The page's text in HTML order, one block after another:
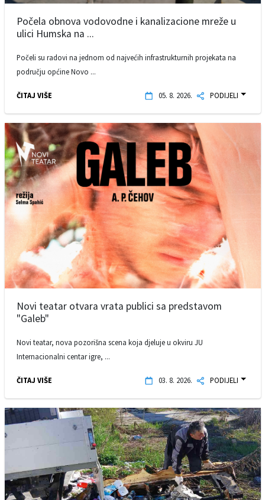
Počela obnova vodovodne i kanalizacione mreže u
ulici Humska na ...
Počeli su radovi na jednom od najvećih infrastrukturnih projekata na
području općine Novo ...
ČITAJ VIŠE 05. 8. 2026. PODIJELI
Novi teatar otvara vrata publici sa predstavom
"Galeb"
Novi teatar, nova pozorišna scena koja djeluje u okviru JU
Internacionalni centar igre, ...
ČITAJ VIŠE 03. 8. 2026. PODIJELI